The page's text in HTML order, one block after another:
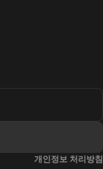
개인정보 처리방침